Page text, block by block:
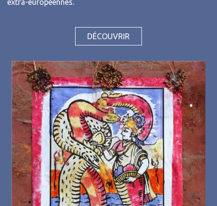
extra-européennes.
DÉCOUVRIR